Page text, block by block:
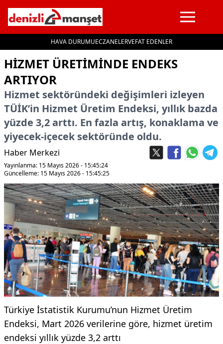
HAVA DURUMUECZANELERVEFAT EDENLER
İçeriğe geç
HIZMET ÜRETIMINDE ENDEKS
ARTIYOR
Hizmet sektöründeki değişimleri izleyen
TÜİK’in Hizmet Üretim Endeksi, yıllık bazda
yüzde 3,2 arttı. En fazla artış, konaklama ve
yiyecek-içecek sektöründe oldu.
Haber Merkezi
Yayınlanma: 15 Mayıs 2026 - 15:45:24
Güncelleme: 15 Mayıs 2026 - 15:45:25
Türkiye İstatistik Kurumu’nun Hizmet Üretim
Endeksi, Mart 2026 verilerine göre, hizmet üretim
endeksi yıllık yüzde 3,2 arttı